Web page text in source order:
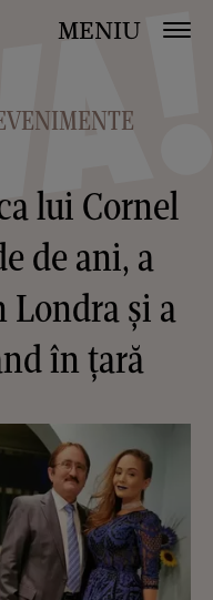
MENIU
lui Cornel
de ani, a
și a
în țară